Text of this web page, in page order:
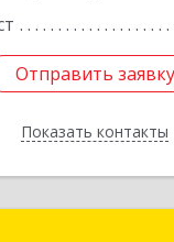
Отправить заявку
Показать контакты
Отправить заявку
Назад